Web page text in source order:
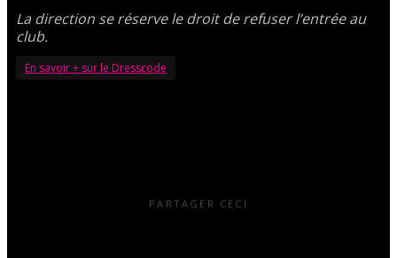
La direction se réserve le droit de refuser l’entrée au
club.
En savoir + sur le Dresscode
PARTAGER CECI